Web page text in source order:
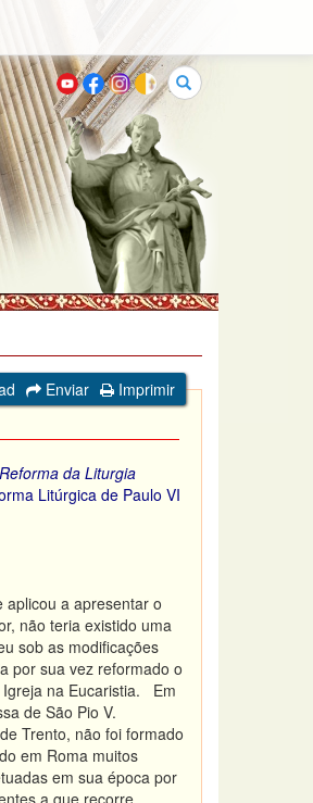
Buscar
Enviar
Imprimir
da Liturgia
Litúrgica de Paulo VI
aplicou a apresentar o
não teria existido uma
sob as modificações
por sua vez reformado o
Igreja na Eucaristia. Em
de São Pio V.
Trento, não foi formado
em Roma muitos
em sua época por
a que recorre